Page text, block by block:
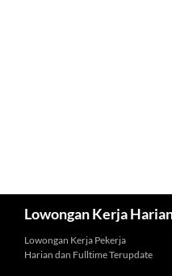
Lowongan Kerja
Lowongan Kerja Pekerja
Harian dan Fulltime Terupdate